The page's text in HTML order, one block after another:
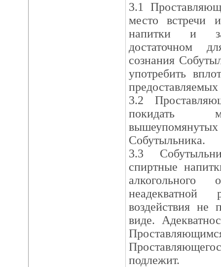
3.1
место встречи
напитки и
достаточном
сознания
употребить
предоставляемых
3.2
покидать
Собутыльника.
3.3
спиртные
воздействия не
виде.
подлежит.